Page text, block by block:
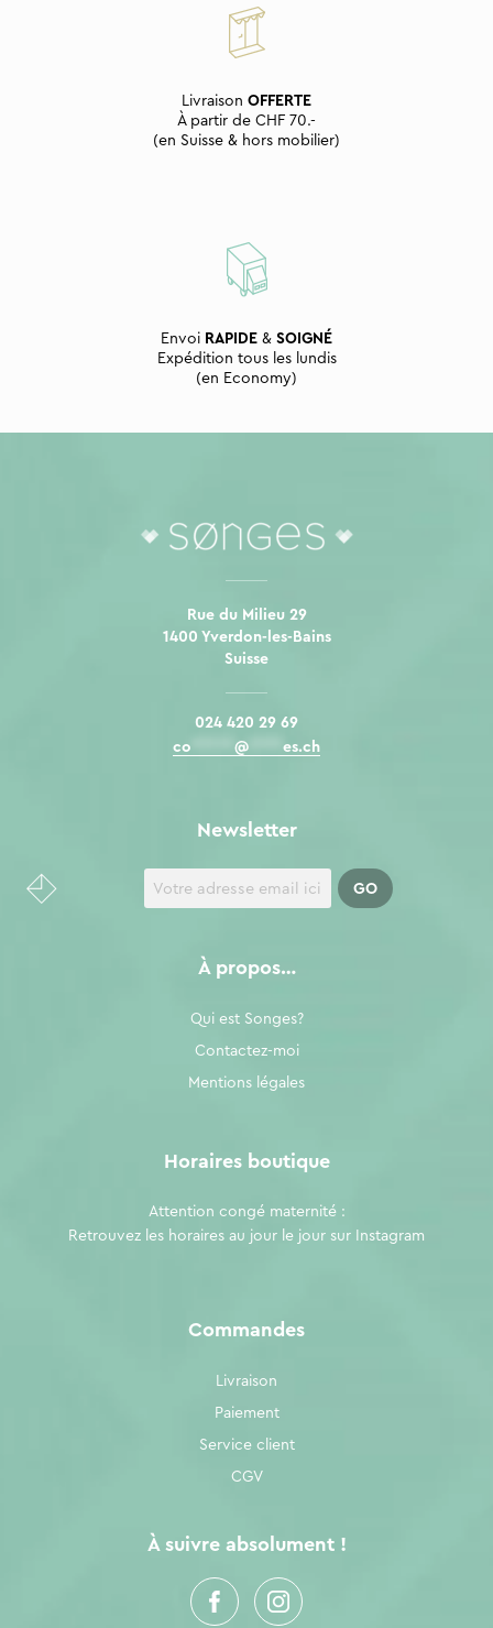
Livraison OFFERTE
À partir de CHF 70.-
(en Suisse & hors mobilier)
Envoi RAPIDE & SOIGNÉ
Expédition tous les lundis
(en Economy)
Rue du Milieu 29
1400 Yverdon-les-Bains
Suisse
024 420 29 69
co
@ es.ch
Commandes
Livraison
Paiement
Service client
CGV
À suivre absolument !
À propos…
Qui est Songes?
Contactez-moi
Mentions légales
Newsletter
Horaires boutique
Attention congé maternité :
Retrouvez les horaires au jour le jour sur
Instagram